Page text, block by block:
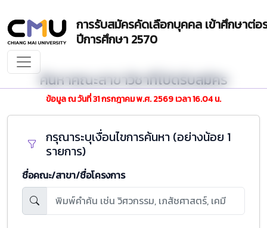
การรับสมัครคัดเลือกบุคคล เข้าศึกษาต่
ปีการศึกษา 2570
ค้นหาคณะสาขาวิชาที่เปิดรับสมัคร
ข้อมูล ณ วันที่ 31 กรกฎาคม พ.ศ. 2569 เวลา 16.04 น.
กรุณาระบุเงื่อนไขการค้นหา (อย่างน้อย 1
รายการ)
ชื่อคณะ/สาขา/ชื่อโครงการ